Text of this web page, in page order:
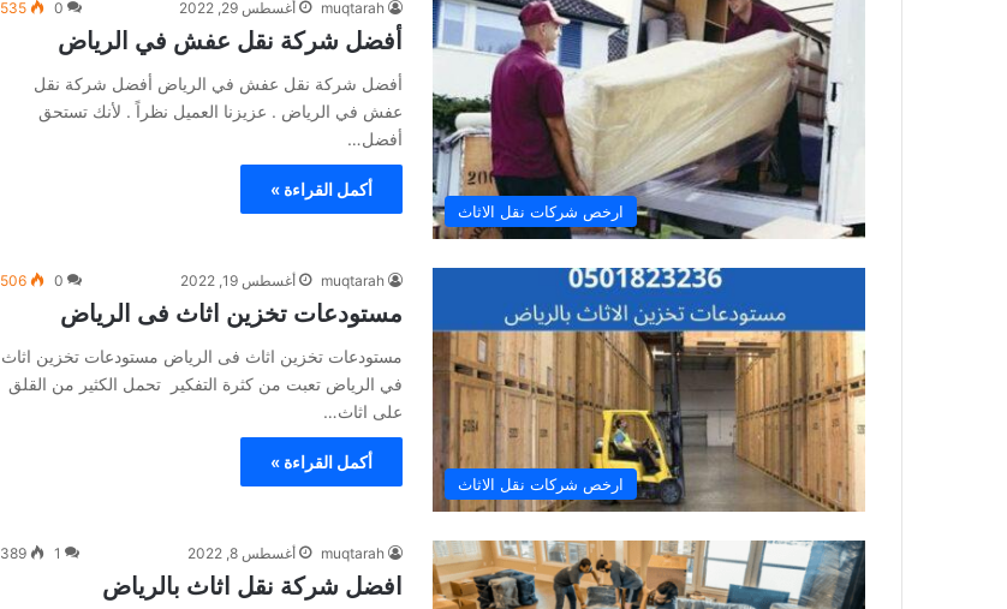
ارخص شركات نقل الاثاث
muqtarah أغسطس 29, 2022 0
535
أفضل شركة نقل عفش في الرياض
أفضل شركة نقل عفش في الرياض أفضل شركة نقل
عفش في الرياض . عزيزنا العميل نظراً . لأنك تستحق
أفضل…
أكمل القراءة »
ارخص شركات نقل الاثاث
muqtarah أغسطس 19, 2022 0
506
مستودعات تخزين اثاث فى الرياض
مستودعات تخزين اثاث فى الرياض مستودعات تخزين اثاث
في الرياض تعبت من كثرة التفكير تحمل الكثير من القلق
على اثاث…
أكمل القراءة »
muqtarah أغسطس 8, 2022 1
389
افضل شركة نقل اثاث بالرياض